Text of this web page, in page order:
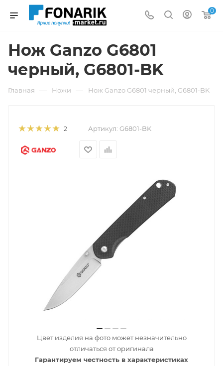
0
Нож Ganzo G6801
черный, G6801-BK
Главная — Ножи — Нож Ganzo G6801 черный, G6801-BK
2 Артикул: G6801-BK
Цвет изделия на фото может незначительно
отличаться от оригинала
Гарантируем честность в характеристиках